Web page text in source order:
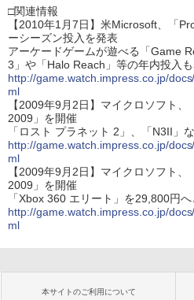
□関連情報
【2010年1月7日】米Microsoft、「
ーシーズン投入を発表
アーケードゲームが遊べる「Game
3」や「Halo Reach」等の年内投入も
http://game.watch.impress.co.jp/
ml
【2009年9月2日】マイクロソフト
2009」を開催
「ロスト プラネット 2」、「N3II」
http://game.watch.impress.co.jp/
ml
【2009年9月2日】マイクロソフト
2009」を開催
「Xbox 360 エリート」を29,800円
http://game.watch.impress.co.jp/
ml
本サイトのご利用について